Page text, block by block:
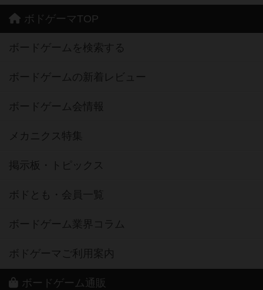
ボドゲーマTOP
ボードゲームを検索する
ボードゲームの新着レビュー
ボードゲーム会情報
メカニクス特集
掲示板・トピックス
ボドとも・会員一覧
ボードゲーム業界コラム
ボドゲーマご利用案内
ボードゲーム通販